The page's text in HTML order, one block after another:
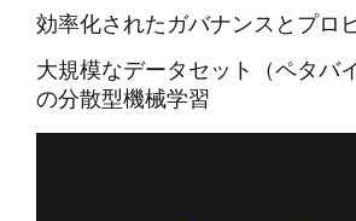
効率化されたガバナンスとプロ
大規模なデータセット（ペタバ
の分散型機械学習